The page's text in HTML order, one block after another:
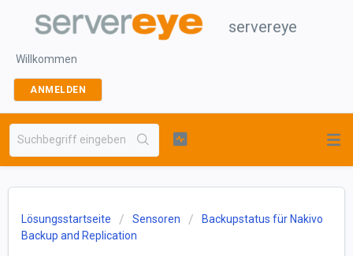
servereye
Willkommen
ANMELDEN
Lösungsstartseite Sensoren
Backupstatus für Nakivo
Backup and Replication